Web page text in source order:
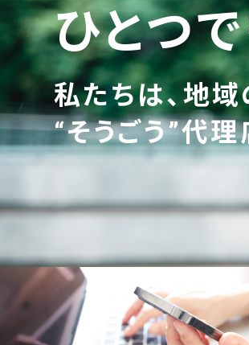
ひとつ
私たちは、地
“そうごう”代理